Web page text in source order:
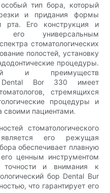
тип бора, который
и придания формы
Его конструкция и
его универсальным
стоматологических
полостей, установку
процедуры.
и преимуществ
Dental Bor 330 имеет
стремящихся
процедуры и
своими пациентами.
стоматологического
его режущая
обеспечивает плавную
ценным инструментом
и внимания к
бор Dental Bur
что гарантирует его